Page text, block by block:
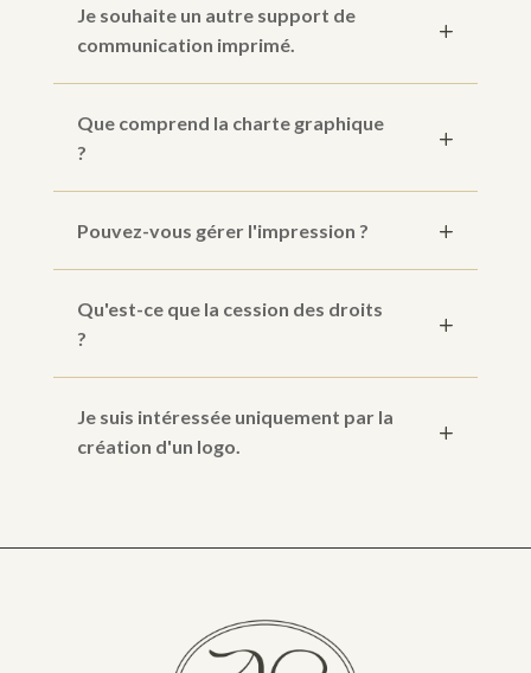
Je souhaite un autre support de
communication imprimé.
Que comprend la charte graphique
?
Pouvez-vous gérer l'impression ?
Qu'est-ce que la cession des droits
?
Je suis intéressée uniquement par la
création d'un logo.